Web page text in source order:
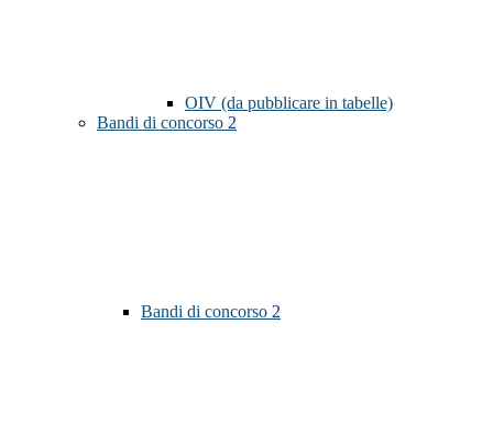
OIV (da pubblicare in tabelle)
Bandi di concorso 2
Bandi di concorso 2